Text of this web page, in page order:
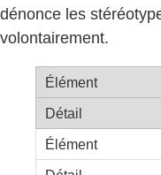
dénonce les
volontairement.